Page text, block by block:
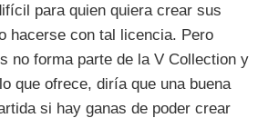
para quien quiera crear sus
hacerse con tal licencia. Pero
no forma parte de la V Collection y
que ofrece, diría que una buena
si hay ganas de poder crear